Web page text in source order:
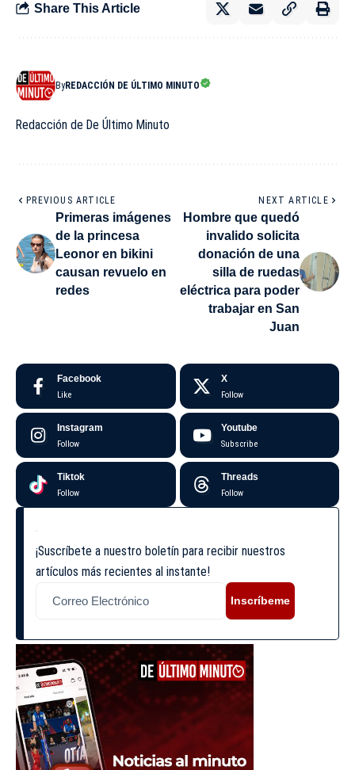
Share This Article
ByREDACCIÓN DE ÚLTIMO MINUTO
Redacción de De Último Minuto
PREVIOUS ARTICLE
Primeras imágenes
de la princesa
Leonor en bikini
causan revuelo en
redes
NEXT ARTICLE
Hombre que quedó
invalido solicita
donación de una
silla de ruedas
eléctrica para poder
trabajar en San
Juan
Facebook
Like
X
Follow
Instagram
Follow
Youtube
Subscribe
Tiktok
Follow
Threads
Follow
¡Suscríbete a nuestro boletín para recibir nuestros
artículos más recientes al instante!
Inscríbeme